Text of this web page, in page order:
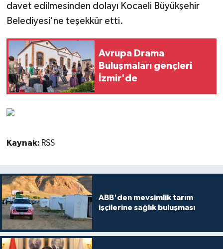
davet edilmesinden dolayı Kocaeli Büyükşehir
Belediyesi'ne teşekkür etti.
Avrupa Drama
Buluşmaları gençleri
İzmir'de
Kaynak: RSS
ABB'den mevsimlik tarım
işçilerine sağlık buluşması